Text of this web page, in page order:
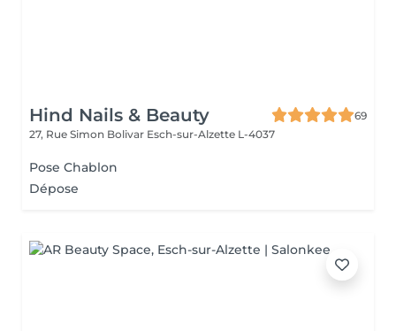
Hind Nails & Beauty
69
27, Rue Simon Bolivar Esch-sur-Alzette L-4037
Pose Chablon
Dépose